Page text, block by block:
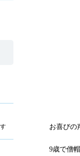
お喜びの
9歳で僧